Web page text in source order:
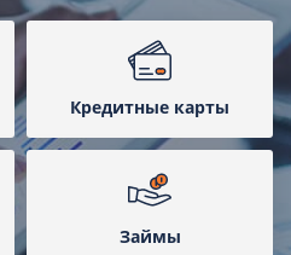
Кредитные карты
Займы